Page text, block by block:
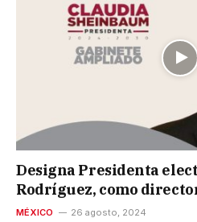
Designa Presidenta
Rodríguez, como
MÉXICO 26 agosto, 2024